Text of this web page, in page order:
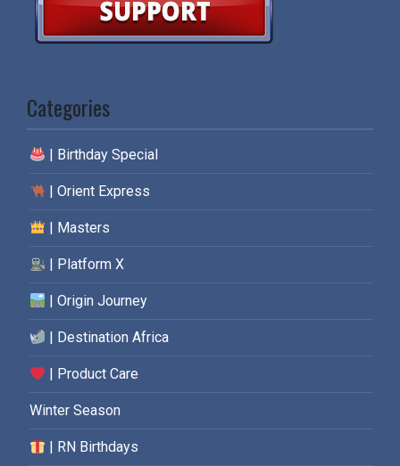
Categories
| Birthday Special
| Orient Express
| Masters
| Platform X
| Origin Journey
| Destination Africa
| Product Care
Winter Season
| RN Birthdays